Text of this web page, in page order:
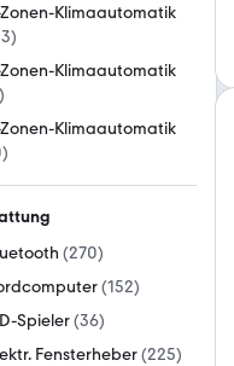
Klimaautomatik
)
Klimaautomatik
)
Klimaautomatik
)
(270)
(152)
Spieler(36)
Fensterheber(225)